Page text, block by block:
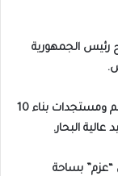
رئيس الجمهورية
تركز أعمالها على متابعة الدوري لسير العمل وتعلم ومستجدات بناء 10
“عزم” بساحة